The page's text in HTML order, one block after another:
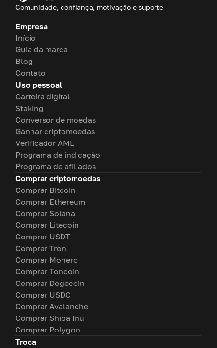
Comunidade, confiança, motivação e suporte
Empresa
Início
Guia da marca
Blog
Contato
Uso pessoal
Carteira digital
Staking
Conversor de moedas
Ganhar criptomoedas
Verificador AML
Programa de indicação
Programa de afiliados
Comprar criptomoedas
Comprar Bitcoin
Comprar Ethereum
Comprar Solana
Comprar Litecoin
Comprar USDT
Comprar Tron
Comprar Monero
Comprar Toncoin
Comprar Dogecoin
Comprar USDC
Comprar Avalanche
Comprar Shiba Inu
Comprar Polygon
Troca